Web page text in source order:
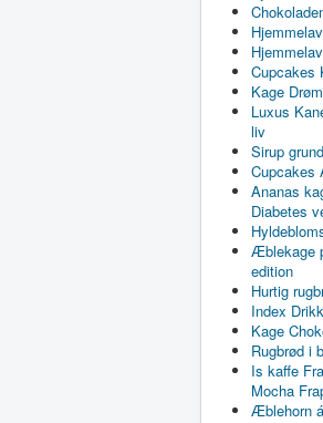
Cupcakes
Kage
Luxus
liv
Sirup
Cupcakes
Ananas
Diabetes
Æblekage
edition
Hurtig
Index
Kage
Rugbrød i
Is kaffe
Mocha
Æblehorn